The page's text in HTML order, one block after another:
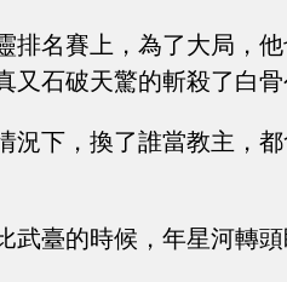
排名賽上，為了大局，
又石破天驚的斬殺了白
況下，換了誰當教主，
武臺的時候，年星河轉